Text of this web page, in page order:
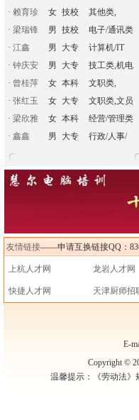
· 赖育珍 女 技校
其他类,
· 梁瑞锋 男 技校
电子/通讯类
· 江鑫 男 大专
计算机/IT
· 钟庆安 男 大专
技工类,机电
· 曾桂萍 女 本科
文职类,
· 张红玉 女 大专
文职类,文员
· 梁欣雅 女 本科
经营/管理类
· 鑫鑫 男 大专 行政/人事/
友情链接——申请互换链接QQ：
上杭人才网 龙岩人才网
快捷人才网 天津厨师招
E-
Copyright ©
温馨提示：《劳动法》